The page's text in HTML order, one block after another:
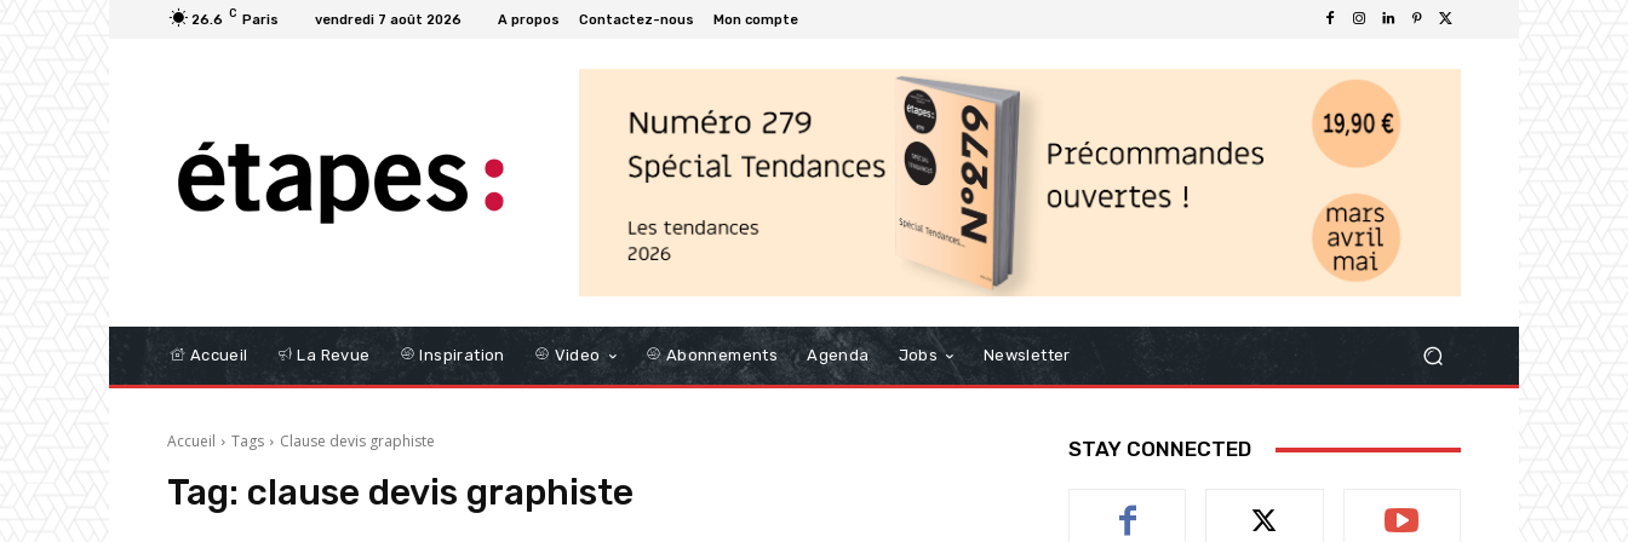
26.6 C Paris vendredi 7 août 2026 A propos Contactez-nous Mon compte
Accueil La Revue Inspiration Video Abonnements Agenda Jobs Newsletter
Accueil Tags Clause devis graphiste
Tag: clause devis graphiste
STAY CONNECTED